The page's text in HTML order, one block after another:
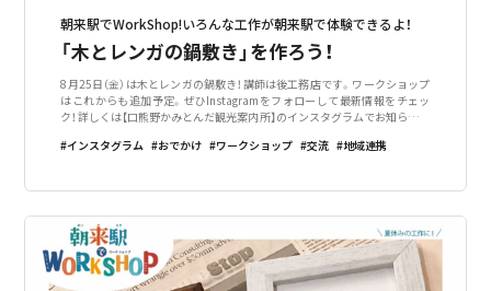
朝来駅でWorkShop!いろんな工作が朝来駅で体験できるよ！
「木とレンガの鍋敷き」を作ろう！
8月25日（金）は木とレンガの鍋敷き！講師は後工務店です。ワークショップ
はこれからも追加予定。ぜひInstagramをフォローして最新情報をチェッ
ク！詳しくは【口熊野かみとんだ観光案内所】のインスタグラムでお知らせし
ークショップを開
インスタグラム おでかけ ワークショップ 交流 地域連携